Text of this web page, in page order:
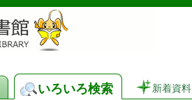
いろいろ検索 新着資料